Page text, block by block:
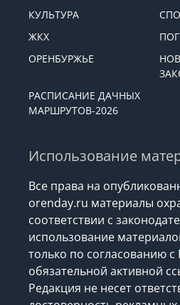
КУЛЬТУРА
ЖКХ
ОРЕНБУРЖЬЕ
РАСПИСАНИЕ ДАЧНЫХ
МАРШРУТОВ-2026
Использование
Все права на
orenday.ru материалы
соответствии с
использование
только по согласованию с
обязательной активной
Редакция не несет